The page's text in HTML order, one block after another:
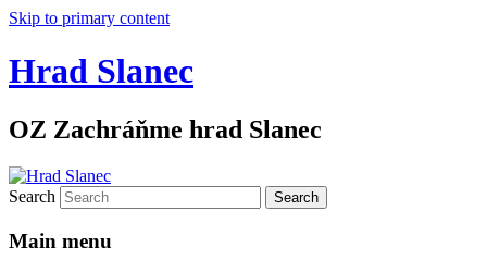
Skip to primary content
Hrad Slanec
OZ Zachráňme hrad Slanec
Search
Main menu